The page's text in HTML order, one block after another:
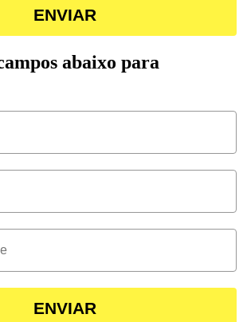
ENVIAR
abaixo para
ENVIAR